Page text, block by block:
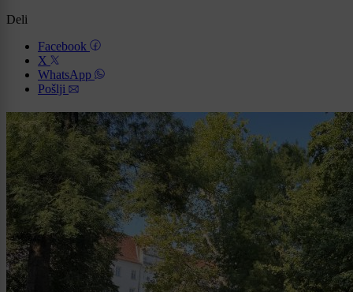
Deli
Facebook
X
WhatsApp
Pošlji